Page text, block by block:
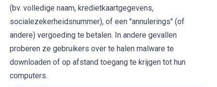
(bv. volledige naam, kredietkaartgegevens,
socialezekerheidsnummer), of een "annulerings" (of
andere) vergoeding te betalen. In andere gevallen
proberen ze gebruikers over te halen malware te
downloaden of op afstand toegang te krijgen tot hun
computers.